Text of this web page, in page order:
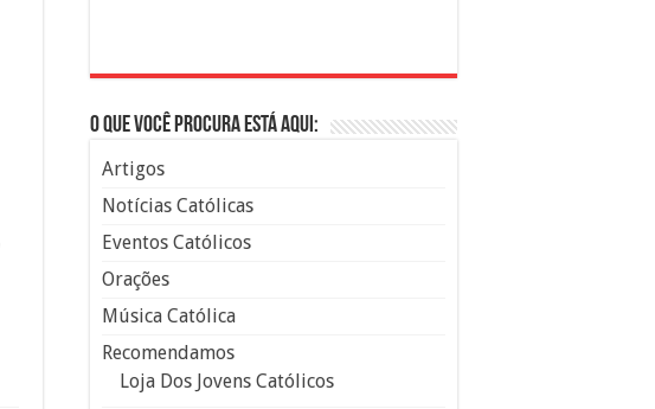
O que você procura está aqui:
Artigos
Notícias Católicas
Eventos Católicos
Orações
Música Católica
Recomendamos
Loja Dos Jovens Católicos